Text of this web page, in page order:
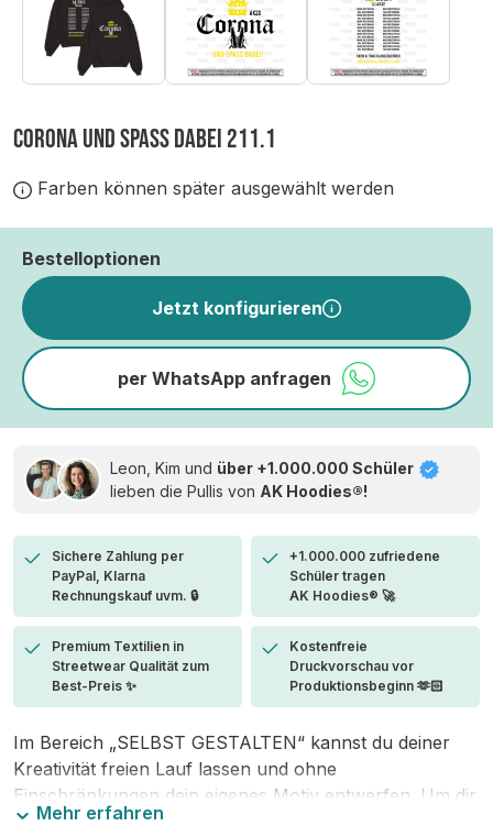
CORONA UND SPASS DABEI 211.1
Farben können später ausgewählt werden
Bestelloptionen
Jetzt konfigurieren
per WhatsApp anfragen
Leon, Kim und über +1.000.000 Schüler
lieben die Pullis von AK Hoodies®!
Sichere Zahlung per
PayPal, Klarna
Rechnungskauf uvm. 🔒
+1.000.000 zufriedene
Schüler tragen
AK Hoodies® 🚀
Premium Textilien in
Streetwear Qualität zum
Best-Preis ✨
Kostenfreie
Druckvorschau vor
Produktionsbeginn 🫶🏻
Im Bereich „SELBST GESTALTEN“ kannst du deiner
Kreativität freien Lauf lassen und ohne
Einschränkungen dein eigenes Motiv entwerfen. Um dir
Mehr erfahren